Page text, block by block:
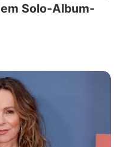
Solo-Album-